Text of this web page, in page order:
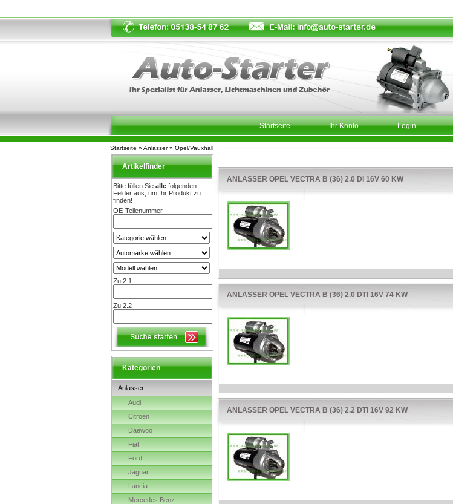
Startseite » Anlasser» Opel/Vauxhall
Startseite Ihr Konto Login
Artikelfinder
Bitte füllen Sie alle folgenden
Felder aus, um Ihr Produkt zu
finden!
OE-Teilenummer
Zu 2.1
Zu 2.2
Kategorien
Anlasser
Audi
Citroen
Daewoo
Fiat
Ford
Jaguar
Lancia
Mercedes Benz
ANLASSER OPEL VECTRA B (36) 2.0 DI 16V 60 KW
ANLASSER OPEL VECTRA B (36) 2.0 DTI 16V 74 KW
ANLASSER OPEL VECTRA B (36) 2.2 DTI 16V 92 KW